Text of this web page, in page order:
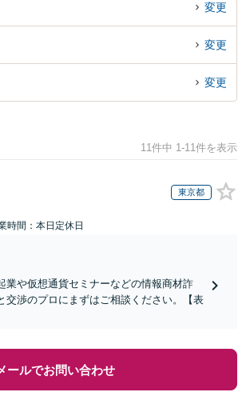
変更
変更
変更
11件中 1-11件を表示
東京都
時間：本日定休日
業や仮想通貨セミナーなどの情報商材詐
渉のプロにまずはご相談ください。【表
ールでお問い合わせ